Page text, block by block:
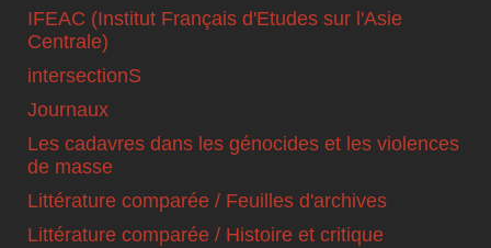
IFEAC (Institut Français d'Etudes sur l'Asie
Centrale)
intersectionS
Journaux
Les cadavres dans les génocides et les violences
de masse
Littérature comparée / Feuilles d'archives
Littérature comparée / Histoire et critique